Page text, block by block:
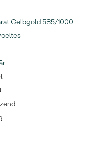
Gelbgold 585/1000